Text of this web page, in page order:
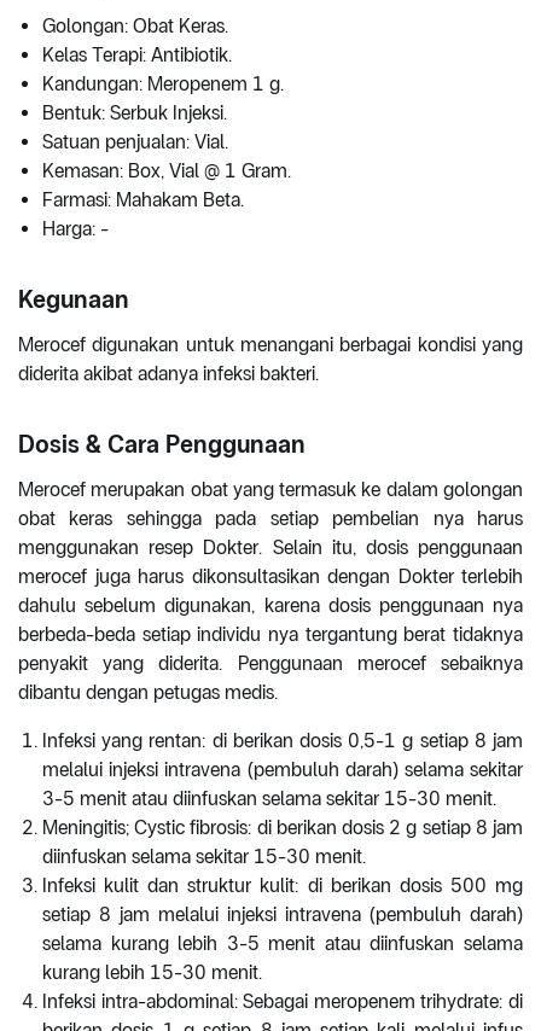
Golongan: Obat Keras.
Kelas Terapi: Antibiotik.
Kandungan: Meropenem 1 g.
Bentuk: Serbuk Injeksi.
Satuan penjualan: Vial.
Kemasan: Box, Vial @ 1 Gram.
Farmasi: Mahakam Beta.
Harga: -
Kegunaan
Merocef digunakan untuk menangani berbagai kondisi yang
diderita akibat adanya infeksi bakteri.
Dosis & Cara Penggunaan
Merocef merupakan obat yang termasuk ke dalam golongan
obat keras sehingga pada setiap pembelian nya harus
menggunakan resep Dokter. Selain itu, dosis penggunaan
merocef juga harus dikonsultasikan dengan Dokter terlebih
dahulu sebelum digunakan, karena dosis penggunaan nya
berbeda-beda setiap individu nya tergantung berat tidaknya
penyakit yang diderita. Penggunaan merocef sebaiknya
dibantu dengan petugas medis.
Infeksi yang rentan: di berikan dosis 0,5-1 g setiap 8 jam
melalui injeksi intravena (pembuluh darah) selama sekitar
3-5 menit atau diinfuskan selama sekitar 15-30 menit.
Meningitis; Cystic fibrosis: di berikan dosis 2 g setiap 8 jam
diinfuskan selama sekitar 15-30 menit.
Infeksi kulit dan struktur kulit: di berikan dosis 500 mg
setiap 8 jam melalui injeksi intravena (pembuluh darah)
selama kurang lebih 3-5 menit atau diinfuskan selama
kurang lebih 15-30 menit.
Infeksi intra-abdominal: Sebagai meropenem trihydrate: di